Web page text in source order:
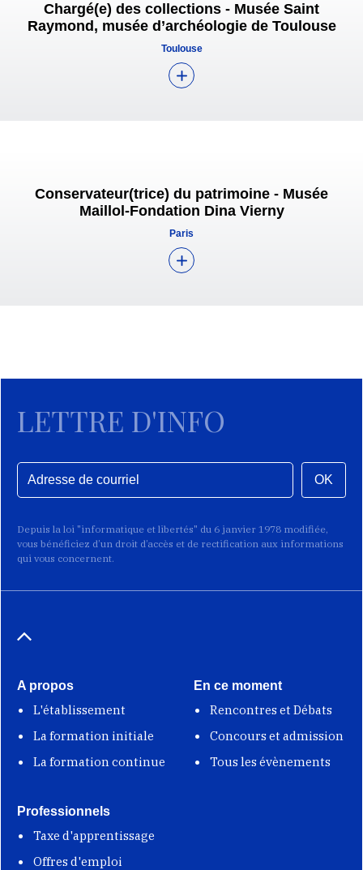
Chargé(e) des collections - Musée Saint
Raymond, musée d’archéologie de Toulouse
Toulouse
Conservateur(trice) du patrimoine - Musée
Maillol-Fondation Dina Vierny
Paris
LETTRE D'INFO
OK
Depuis la loi "informatique et libertés" du 6 janvier 1978 modifiée,
vous bénéficiez d’un droit d’accès et de rectification aux informations
qui vous concernent.
A propos
L'établissement
La formation initiale
La formation continue
En ce moment
Rencontres et Débats
Concours et admission
Tous les évènements
Professionnels
Taxe d'apprentissage
Offres d'emploi